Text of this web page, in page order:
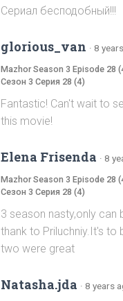
Сериал бесподобный!!!
glorious_van · 8
Mazhor Season 3 Episode 28
Сезон 3 Серия 28 (4)
Fantastic! Can't wait to
this movie!
Elena Frisenda · 8
Mazhor Season 3 Episode 28
Сезон 3 Серия 28 (4)
3 season nasty,only can
thank to Priluchniy.It's to
two were great
Natasha.jda · 8 years